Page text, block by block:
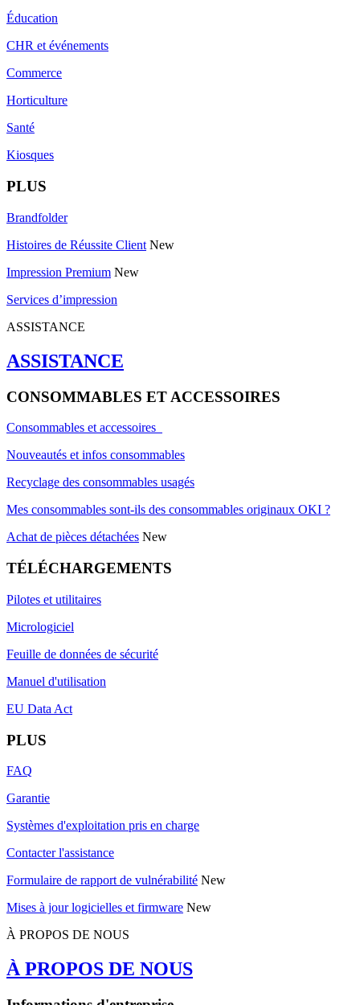
Éducation
CHR et événements
Commerce
Horticulture
Santé
Kiosques
PLUS
Brandfolder
Histoires de Réussite Client New
Impression Premium New
Services d’impression
ASSISTANCE
ASSISTANCE
CONSOMMABLES ET ACCESSOIRES
Consommables et accessoires
Nouveautés et infos consommables
Recyclage des consommables usagés
Mes consommables sont-ils des consommables originaux OKI ?
Achat de pièces détachées New
TÉLÉCHARGEMENTS
Pilotes et utilitaires
Micrologiciel
Feuille de données de sécurité
Manuel d'utilisation
EU Data Act
PLUS
FAQ
Garantie
Systèmes d'exploitation pris en charge
Contacter l'assistance
Formulaire de rapport de vulnérabilité New
Mises à jour logicielles et firmware New
À PROPOS DE NOUS
À PROPOS DE NOUS